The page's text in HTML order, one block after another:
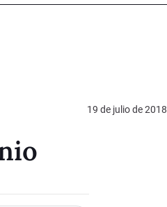
19 de julio de 2018